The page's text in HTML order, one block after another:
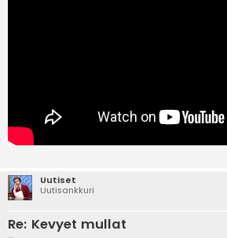
Uutiset
Uutisankkuri
Re: Kevyet mullat